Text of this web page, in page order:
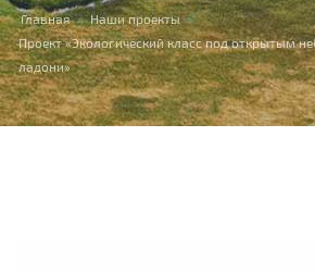
Вы здесь
Главная » Наши проекты »
Проект «Экологический класс под открытым
ладони»